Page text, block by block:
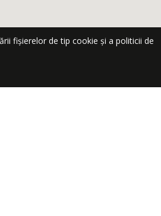
fișierelor de tip cookie și a politicii de